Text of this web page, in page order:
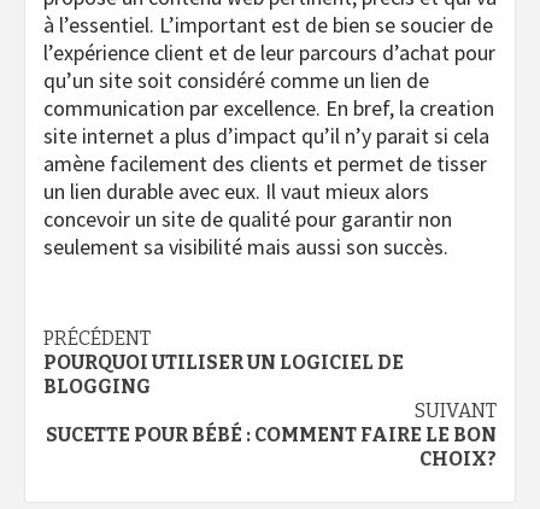
à l’essentiel. L’important est de bien se soucier de
l’expérience client et de leur parcours d’achat pour
qu’un site soit considéré comme un lien de
communication par excellence. En bref, la creation
site internet a plus d’impact qu’il n’y parait si cela
amène facilement des clients et permet de tisser
un lien durable avec eux. Il vaut mieux alors
concevoir un site de qualité pour garantir non
seulement sa visibilité mais aussi son succès.
Navigation
d’article
PRÉCÉDENT
POURQUOI UTILISER UN LOGICIEL DE
BLOGGING
SUIVANT
SUCETTE POUR BÉBÉ : COMMENT FAIRE LE BON
CHOIX?